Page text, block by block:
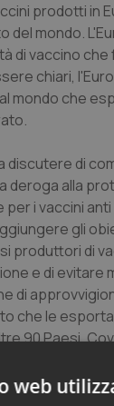
prodotti in
del mondo.
di vaccino che
chiari,
mondo che
discutere di
deroga alla
i vaccini anti
gli
produttori di
e di evitare
di
che le
90 Paesi,
cari amici
web